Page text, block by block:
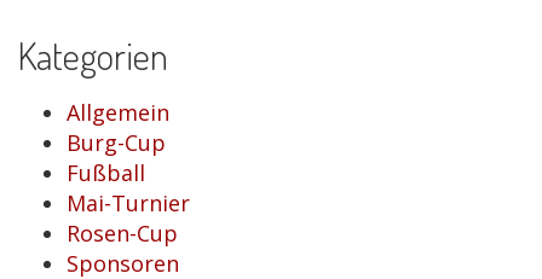
Kategorien
Allgemein
Burg-Cup
Fußball
Mai-Turnier
Rosen-Cup
Sponsoren